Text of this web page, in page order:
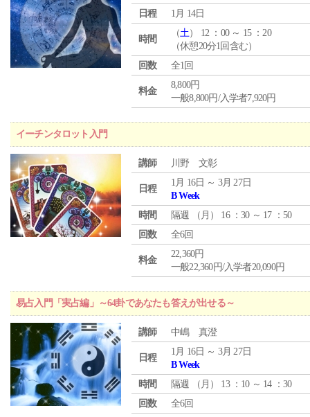
日程
1月 14日
時間
（土） 12 ：00 ～ 15 ：20
（休憩20分1回含む）
回数
全1回
料金
8,800円
一般8,800円/入学者7,920円
イーチンタロット入門
講師 川野 文彰
日程
1月 16日 ～ 3月 27日
B Week
時間
隔週 （ 月 ） 16 ：30 ～ 17 ：50
回数
全6回
料金
22,360円
一般22,360円/入学者20,090円
易占入門「実占編」～64卦であなたも答えが出せる～
講師 中嶋 真澄
日程
1月 16日 ～ 3月 27日
B Week
時間
隔週 （ 月 ） 13 ：10 ～ 14 ：30
回数
全6回